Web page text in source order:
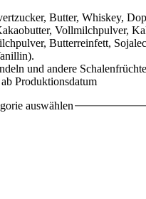
Butter, Whiskey,
Vollmilchpulver,
Butterreinfett,
und andere
Produktionsdatum
auswählen